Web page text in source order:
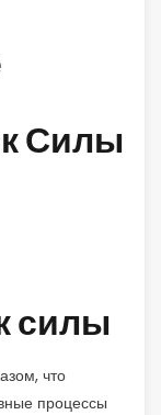
Силы
силы
что
процессы